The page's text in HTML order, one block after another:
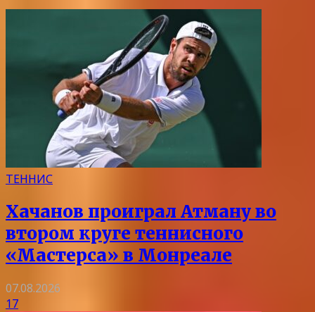
ТЕННИС
Хачанов проиграл Атману во
втором круге теннисного
«Мастерса» в Монреале
07.08.2026
17